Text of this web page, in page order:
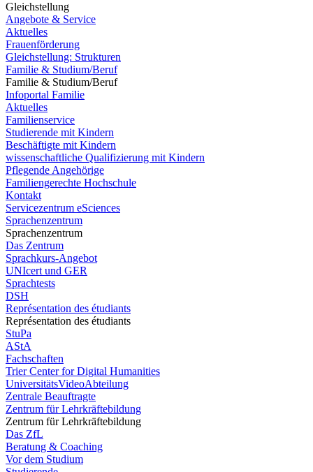
Gleichstellung
Angebote & Service
Aktuelles
Frauenförderung
Gleichstellung: Strukturen
Familie & Studium/Beruf
Familie & Studium/Beruf
Infoportal Familie
Aktuelles
Familienservice
Studierende mit Kindern
Beschäftigte mit Kindern
wissenschaftliche Qualifizierung mit Kindern
Pflegende Angehörige
Familiengerechte Hochschule
Kontakt
Servicezentrum eSciences
Sprachenzentrum
Sprachenzentrum
Das Zentrum
Sprachkurs-Angebot
UNIcert und GER
Sprachtests
DSH
Représentation des étudiants
Représentation des étudiants
StuPa
AStA
Fachschaften
Trier Center for Digital Humanities
UniversitätsVideoAbteilung
Zentrale Beauftragte
Zentrum für Lehrkräftebildung
Zentrum für Lehrkräftebildung
Das ZfL
Beratung & Coaching
Vor dem Studium